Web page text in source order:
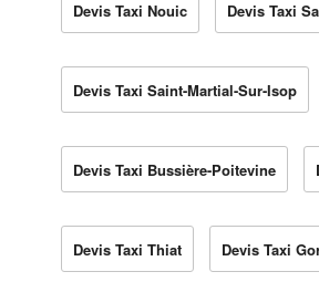
Devis Taxi Nouic Devis Taxi
Devis Taxi Saint-Martial-Sur-Isop
Devis Taxi Bussière-Poitevine
Devis Taxi Thiat Devis Taxi